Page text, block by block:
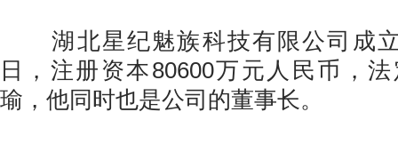
湖北星纪魅族科技有限公司成立
日，注册资本80600万元人民币，
瑜，他同时也是公司的董事长。